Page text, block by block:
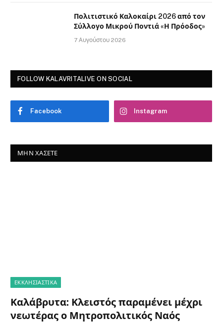
Πολιτιστικό Καλοκαίρι 2026 από τον
Σύλλογο Μικρού Ποντιά «Η Πρόοδος»
7 Αυγούστου 2026
FOLLOW KALAVRITALIVE ON SOCIAL
Facebook Instagram
ΜΗΝ ΧΆΣΕΤΕ
ΕΚΚΛΗΣΙΑΣΤΙΚΑ
Καλάβρυτα: Κλειστός παραμένει μέχρι
νεωτέρας ο Μητροπολιτικός Ναός